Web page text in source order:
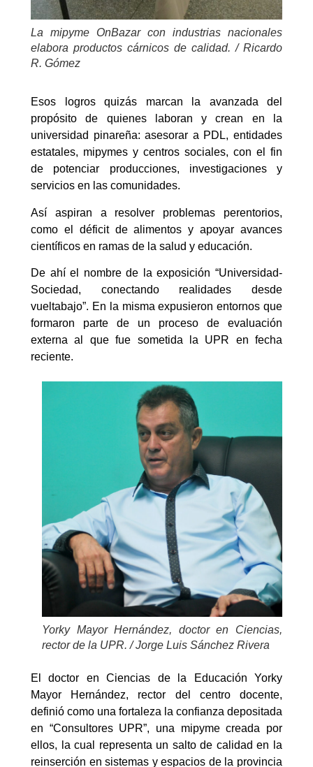
La mipyme OnBazar con industrias nacionales
elabora productos cárnicos de calidad. / Ricardo
R. Gómez
Esos logros quizás marcan la avanzada del
propósito de quienes laboran y crean en la
universidad pinareña: asesorar a PDL, entidades
estatales, mipymes y centros sociales, con el fin
de potenciar producciones, investigaciones y
servicios en las comunidades.
Así aspiran a resolver problemas perentorios,
como el déficit de alimentos y apoyar avances
científicos en ramas de la salud y educación.
De ahí el nombre de la exposición “Universidad-
Sociedad, conectando realidades desde
vueltabajo”. En la misma expusieron entornos que
formaron parte de un proceso de evaluación
externa al que fue sometida la UPR en fecha
reciente.
Yorky Mayor Hernández, doctor en Ciencias,
rector de la UPR. / Jorge Luis Sánchez Rivera
El doctor en Ciencias de la Educación Yorky
Mayor Hernández, rector del centro docente,
definió como una fortaleza la confianza depositada
en “Consultores UPR”, una mipyme creada por
ellos, la cual representa un salto de calidad en la
reinserción en sistemas y espacios de la provincia